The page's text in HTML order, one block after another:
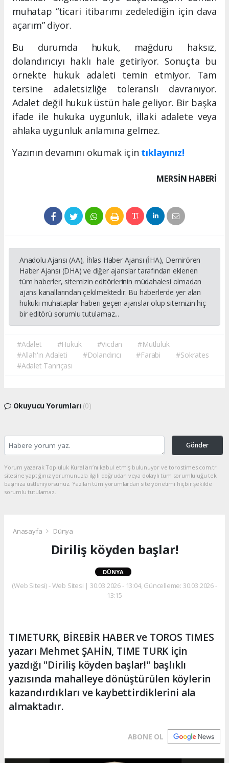
muhatap “ticari itibarımı zedelediğin için dava
açarım” diyor.
Bu durumda hukuk, mağduru haksız,
dolandırıcıyı haklı hale getiriyor. Sonuçta bu
örnekte hukuk adaleti temin etmiyor. Tam
tersine adaletsizliğe toleranslı davranıyor.
Adalet değil hukuk üstün hale geliyor. Bir başka
ifade ile hukuka uygunluk, illaki adalete veya
ahlaka uygunluk anlamına gelmez.
Yazının devamını okumak için tıklayınız!
MERSIN HABERİ
Anadolu Ajansı (AA), İhlas Haber Ajansı (İHA), Demirören
Haber Ajansı (DHA) ve diğer ajanslar tarafından eklenen
tüm haberler, sitemizin editörlerinin müdahalesi olmadan
ajans kanallarından çekilmektedir. Bu haberlerde yer alan
hukuki muhataplar haberi geçen ajanslar olup sitemizin hiç
bir editörü sorumlu tutulamaz...
#Adalet #Hukuk #Vicdan
#Mutluluk
#Allah'ın Adaleti
#Dolandırıcı #Farabi
#Sokrates
#Adalet Tanrıçası
Okuyucu Yorumları (0)
Gönder
Yorum yazarak Topluluk Kuralları’nı kabul etmiş bulunuyor ve torostimes.com.tr
sitesine yaptığınız yorumunuzla ilgili doğrudan veya dolaylı tüm sorumluluğu tek
başınıza üstleniyorsunuz. Yazılan tüm yorumlardan site yönetimi hiçbir şekilde
sorumlu tutulamaz.
Anasayfa Dünya
Diriliş köyden başlar!
DÜNYA
(Web Sitesi) - Web Sitesi | 30.03.2026 - 13:04, Güncelleme: 30.03.2026 -
13:15
TIMETURK, BİREBİR HABER ve TOROS TIMES
yazarı Mehmet ŞAHİN, TIME TURK için
yazdığı "Diriliş köyden başlar!" başlıklı
yazısında mahalleye dönüştürülen köylerin
kazandırdıkları ve kaybettirdiklerini ala
almaktadır.
ABONE OL